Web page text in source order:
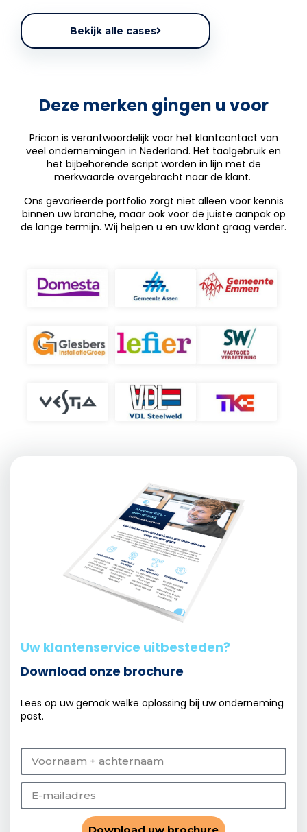
Bekijk alle cases
Deze merken gingen u voor
Pricon is verantwoordelijk voor het klantcontact van
veel ondernemingen in Nederland. Het taalgebruik en
het bijbehorende script worden in lijn met de
merkwaarde overgebracht naar de klant.
Ons gevarieerde portfolio zorgt niet alleen voor kennis
binnen uw branche, maar ook voor de juiste aanpak op
de lange termijn. Wij helpen u en uw klant graag verder.
Uw klantenservice uitbesteden?
Download onze brochure
Lees op uw gemak welke oplossing bij uw onderneming
past.